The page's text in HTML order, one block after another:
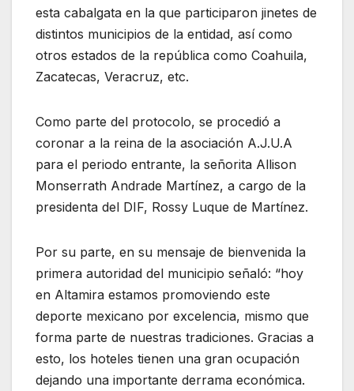
esta cabalgata en la que participaron jinetes de
distintos municipios de la entidad, así como
otros estados de la república como Coahuila,
Zacatecas, Veracruz, etc.
Como parte del protocolo, se procedió a
coronar a la reina de la asociación A.J.U.A
para el periodo entrante, la señorita Allison
Monserrath Andrade Martínez, a cargo de la
presidenta del DIF, Rossy Luque de Martínez.
Por su parte, en su mensaje de bienvenida la
primera autoridad del municipio señaló: “hoy
en Altamira estamos promoviendo este
deporte mexicano por excelencia, mismo que
forma parte de nuestras tradiciones. Gracias a
esto, los hoteles tienen una gran ocupación
dejando una importante derrama económica.